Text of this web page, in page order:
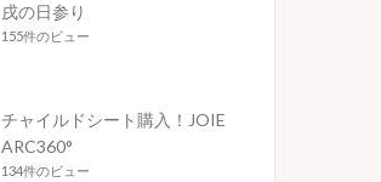
戌の日参り
155件のビュー
チャイルドシート購入！JOIE
ARC360°
134件のビュー